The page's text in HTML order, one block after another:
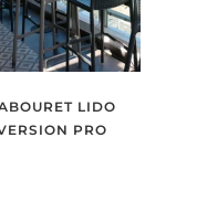
LIDO
PRO